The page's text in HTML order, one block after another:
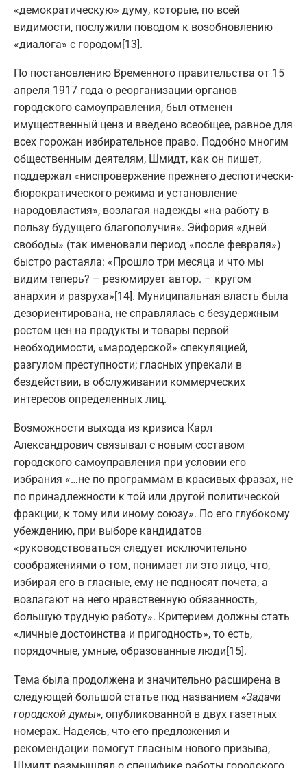
«демократическую» думу, которые, по всей
видимости, послужили поводом к возобновлению
«диалога» с городом[13].
По постановлению Временного правительства от 15
апреля 1917 года о реорганизации органов
городского самоуправления, был отменен
имущественный ценз и введено всеобщее, равное для
всех горожан избирательное право. Подобно многим
общественным деятелям, Шмидт, как он пишет,
поддержал «ниспровержение прежнего деспотически-
бюрократического режима и установление
народовластия», возлагая надежды «на работу в
пользу будущего благополучия». Эйфория «дней
свободы» (так именовали период «после февраля»)
быстро растаяла: «Прошло три месяца и что мы
видим теперь? – резюмирует автор. – кругом
анархия и разруха»[14]. Муниципальная власть была
дезориентирована, не справлялась с безудержным
ростом цен на продукты и товары первой
необходимости, «мародерской» спекуляцией,
разгулом преступности; гласных упрекали в
бездействии, в обслуживании коммерческих
интересов определенных лиц.
Возможности выхода из кризиса Карл
Александрович связывал с новым составом
городского самоуправления при условии его
избрания «…не по программам в красивых фразах, не
по принадлежности к той или другой политической
фракции, к тому или иному союзу». По его глубокому
убеждению, при выборе кандидатов
«руководствоваться следует исключительно
соображениями о том, понимает ли это лицо, что,
избирая его в гласные, ему не подносят почета, а
возлагают на него нравственную обязанность,
большую трудную работу». Критерием должны стать
«личные достоинства и пригодность», то есть,
порядочные, умные, образованные люди[15].
Тема была продолжена и значительно расширена в
следующей большой статье под названием «Задачи
городской думы», опубликованной в двух газетных
номерах. Надеясь, что его предложения и
рекомендации помогут гласным нового призыва,